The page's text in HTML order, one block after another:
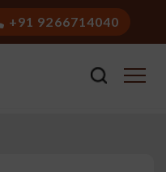
+91 9266714040